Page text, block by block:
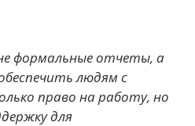
формальные отчеты, а
людям с
право на работу, но
для